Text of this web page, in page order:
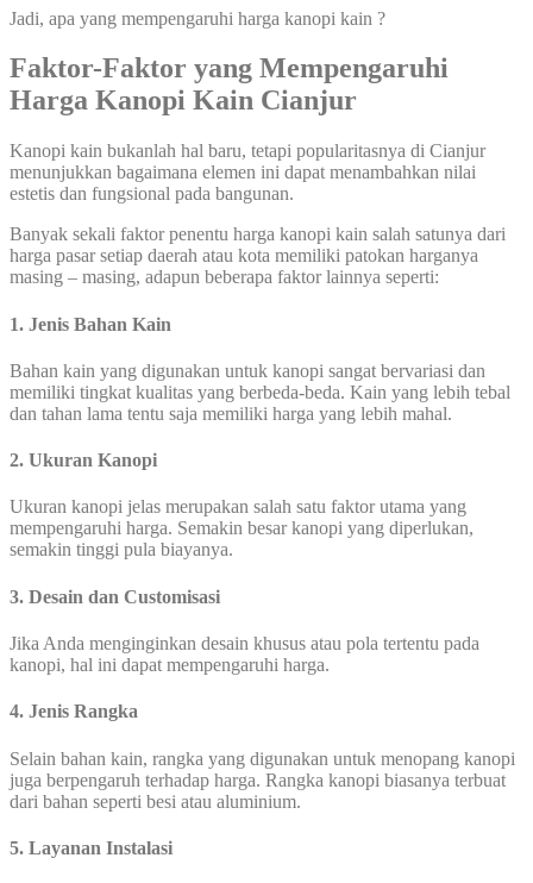
Jadi, apa yang mempengaruhi harga kanopi kain ?
Faktor-Faktor yang Mempengaruhi
Harga Kanopi Kain Cianjur
Kanopi kain bukanlah hal baru, tetapi popularitasnya di Cianjur
menunjukkan bagaimana elemen ini dapat menambahkan nilai
estetis dan fungsional pada bangunan.
Banyak sekali faktor penentu harga kanopi kain salah satunya dari
harga pasar setiap daerah atau kota memiliki patokan harganya
masing – masing, adapun beberapa faktor lainnya seperti:
1. Jenis Bahan Kain
Bahan kain yang digunakan untuk kanopi sangat bervariasi dan
memiliki tingkat kualitas yang berbeda-beda. Kain yang lebih tebal
dan tahan lama tentu saja memiliki harga yang lebih mahal.
2. Ukuran Kanopi
Ukuran kanopi jelas merupakan salah satu faktor utama yang
mempengaruhi harga. Semakin besar kanopi yang diperlukan,
semakin tinggi pula biayanya.
3. Desain dan Customisasi
Jika Anda menginginkan desain khusus atau pola tertentu pada
kanopi, hal ini dapat mempengaruhi harga.
4. Jenis Rangka
Selain bahan kain, rangka yang digunakan untuk menopang kanopi
juga berpengaruh terhadap harga. Rangka kanopi biasanya terbuat
dari bahan seperti besi atau aluminium.
5. Layanan Instalasi